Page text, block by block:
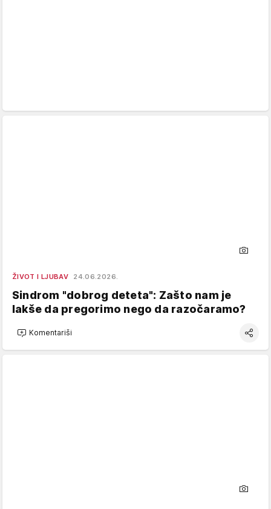
ŽIVOT I LJUBAV 24.06.2026.
Sindrom "dobrog deteta": Zašto nam je
lakše da pregorimo nego da razočaramo?
Komentariši